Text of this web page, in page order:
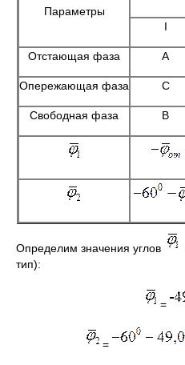
Параметры
I
Отстающая фаза А
Опережающая фаза С
Свободная фаза В
Определим значения углов
тип):
=
=